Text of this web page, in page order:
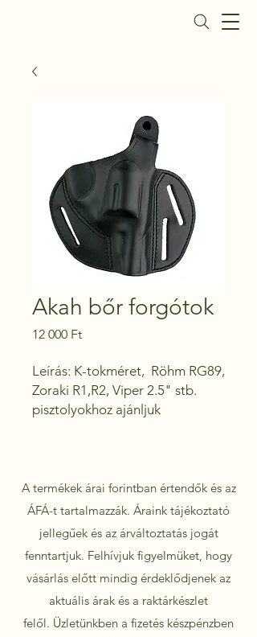
Akah bőr forgótok
12 000 FtÁr
Leírás: K-tokméret,  Röhm RG89,
Zoraki R1,R2, Viper 2.5" stb.
pisztolyokhoz ajánljuk
A termékek árai forintban értendők és az
ÁFÁ-t tartalmazzák. Áraink tájékoztató
jellegűek és az árváltoztatás jogát
fenntartjuk. Felhívjuk figyelmüket, hogy
vásárlás előtt mindig érdeklődjenek az
aktuális árak és a raktárkészlet
felől. Üzletünkben a fizetés készpénzben